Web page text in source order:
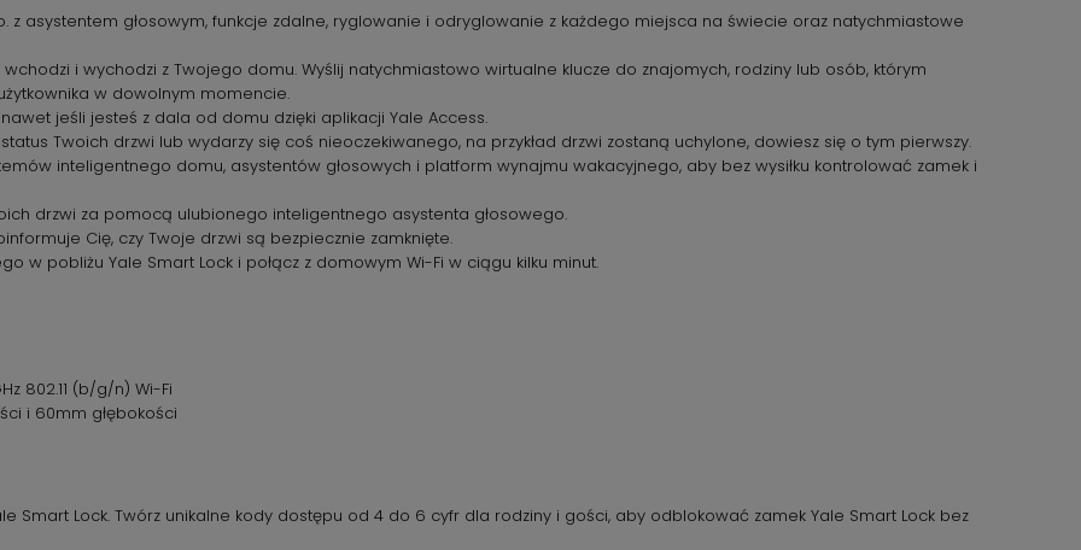
asystentem głosowym, funkcje zdalne, ryglowanie i odryglowanie z każdego miejsca na świecie oraz natychmiastowe
i wychodzi z Twojego domu. Wyślij natychmiastowo wirtualne klucze do znajomych, rodziny lub osób, którym
w dowolnym momencie.
jeśli jesteś z dala od domu dzięki aplikacji Yale Access.
Twoich drzwi lub wydarzy się coś nieoczekiwanego, na przykład drzwi zostaną uchylone, dowiesz się o tym pierwszy.
inteligentnego domu, asystentów głosowych i platform wynajmu wakacyjnego, aby bez wysiłku kontrolować zamek i
drzwi za pomocą ulubionego inteligentnego asystenta głosowego.
Cię, czy Twoje drzwi są bezpiecznie zamknięte.
w pobliżu Yale Smart Lock i połącz z domowym Wi-Fi w ciągu kilku minut.
802.11 (b/g/n) Wi-Fi
i 60mm głębokości
Lock. Twórz unikalne kody dostępu od 4 do 6 cyfr dla rodziny i gości, aby odblokować zamek Yale Smart Lock bez